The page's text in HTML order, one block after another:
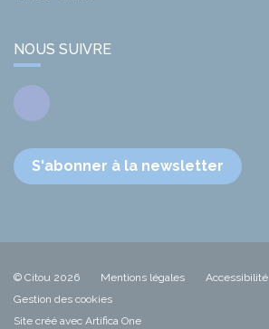
NOUS SUIVRE
Facebook
S'abonner à la newsletter
© Citou 2026 Mentions légales
Accessibilité
Gestion des cookies
Site créé avec Artifica One